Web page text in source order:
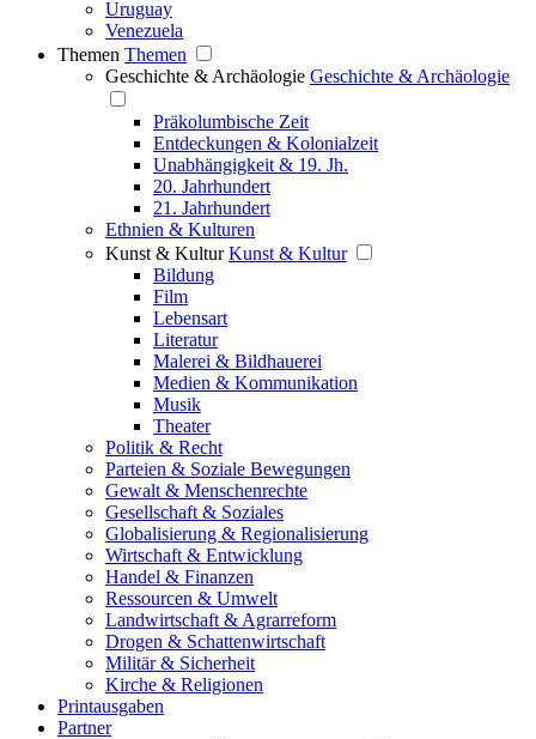
Uruguay
Venezuela
Themen Themen
Geschichte & Archäologie Geschichte & Archäologie
Präkolumbische Zeit
Entdeckungen & Kolonialzeit
Unabhängigkeit & 19. Jh.
20. Jahrhundert
21. Jahrhundert
Ethnien & Kulturen
Kunst & Kultur Kunst & Kultur
Bildung
Film
Lebensart
Literatur
Malerei & Bildhauerei
Medien & Kommunikation
Musik
Theater
Politik & Recht
Parteien & Soziale Bewegungen
Gewalt & Menschenrechte
Gesellschaft & Soziales
Globalisierung & Regionalisierung
Wirtschaft & Entwicklung
Handel & Finanzen
Ressourcen & Umwelt
Landwirtschaft & Agrarreform
Drogen & Schattenwirtschaft
Militär & Sicherheit
Kirche & Religionen
Printausgaben
Partner